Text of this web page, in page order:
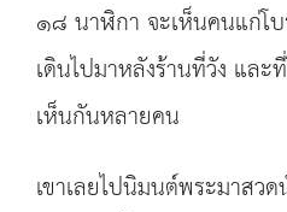
๑๘ นาฬิกา จะเห็นคนแก่โ
เดินไปมาหลังร้านที่วัง และ
เห็นกันหลายคน
เขาเลยไปนิมนต์พระมาสว